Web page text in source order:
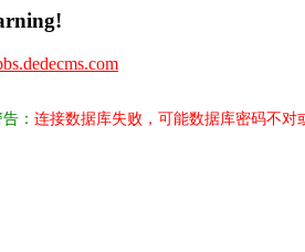
： 连接数据库失败，可能数据库密码不对